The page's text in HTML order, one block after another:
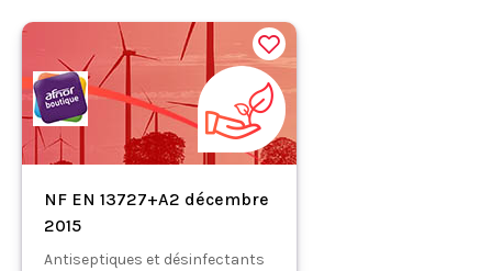
NF EN 13727+A2 décembre
2015
Antiseptiques et désinfectants